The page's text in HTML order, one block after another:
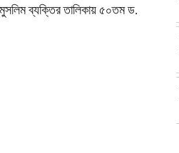
ব্যক্তির তালিকায় ৫০তম ড.